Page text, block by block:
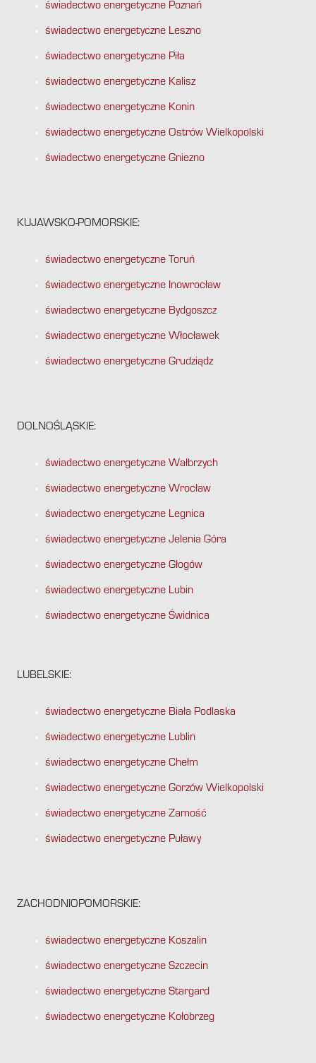
świadectwo energetyczne Poznań
świadectwo energetyczne Leszno
świadectwo energetyczne Piła
świadectwo energetyczne Kalisz
świadectwo energetyczne Konin
świadectwo energetyczne Ostrów Wielkopolski
świadectwo energetyczne Gniezno
KUJAWSKO-POMORSKIE:
świadectwo energetyczne Toruń
świadectwo energetyczne Inowrocław
świadectwo energetyczne Bydgoszcz
świadectwo energetyczne Włocławek
świadectwo energetyczne Grudziądz
DOLNOŚLĄSKIE:
świadectwo energetyczne Wałbrzych
świadectwo energetyczne Wrocław
świadectwo energetyczne Legnica
świadectwo energetyczne Jelenia Góra
świadectwo energetyczne Głogów
świadectwo energetyczne Lubin
świadectwo energetyczne Świdnica
LUBELSKIE:
świadectwo energetyczne Biała Podlaska
świadectwo energetyczne Lublin
świadectwo energetyczne Chełm
świadectwo energetyczne Gorzów Wielkopolski
świadectwo energetyczne Zamość
świadectwo energetyczne Puławy
ZACHODNIOPOMORSKIE:
świadectwo energetyczne Koszalin
świadectwo energetyczne Szczecin
świadectwo energetyczne Stargard
świadectwo energetyczne Kołobrzeg